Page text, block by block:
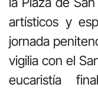
artísticos y
jornada
vigilia con el
eucaristía